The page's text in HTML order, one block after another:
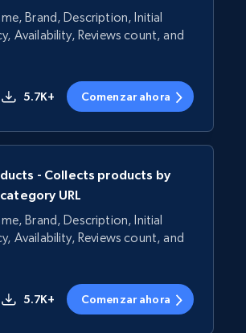
Brand, Description, Initial
Availability, Reviews count, and
5.7K+ Comenzar ahora
- Collects products by
URL
Brand, Description, Initial
Availability, Reviews count, and
5.7K+ Comenzar ahora